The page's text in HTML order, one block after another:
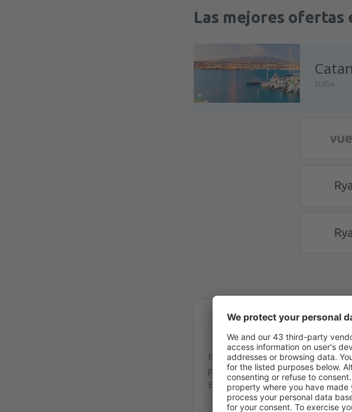
Las mejores ofertas
Italia
Información
El aeropuerto internacional Catania
pasajeros y es uno de los más
Europa.